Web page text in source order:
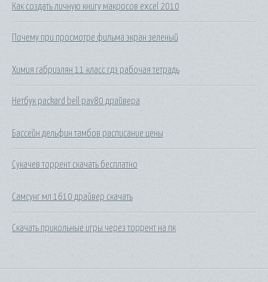
Как создать личную книгу макросов excel 2010
Почему при просмотре фильма экран зеленый
Химия габриэлян 11 класс гдз рабочая тетрадь
Нетбук packard bell pav80 драйвера
Бассейн дельфин тамбов расписание цены
Сукачев торрент скачать бесплатно
Самсунг мл 1610 драйвер скачать
Скачать прикольные игры через торрент на пк